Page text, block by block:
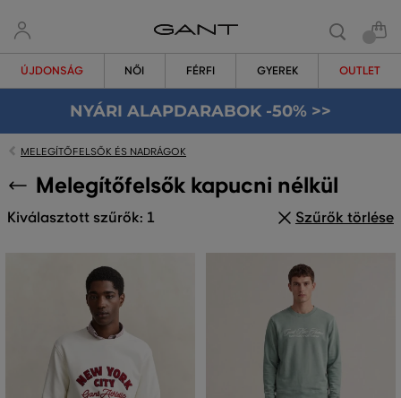
ÚJDONSÁG NŐI FÉRFI GYEREK OUTLET
NYÁRI ALAPDARABOK -50% >>
MELEGÍTŐFELSŐK ÉS NADRÁGOK
Melegítőfelsők kapucni nélkül
Kiválasztott szűrők: 1 Szűrők törlése